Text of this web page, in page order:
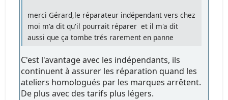
merci Gérard,le réparateur indépendant vers chez
moi m'a dit qu'il pourrait réparer et il m'a dit
aussi que ça tombe trés rarement en panne
C'est l'avantage avec les indépendants, ils
continuent à assurer les réparation quand les
ateliers homologués par les marques arrêtent.
De plus avec des tarifs plus légers.